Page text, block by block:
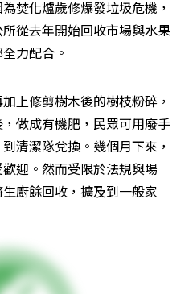
焚化爐歲修爆發垃圾危機，
從去年開始回收市場與水果
力配合。
上修剪樹木後的樹枝粉碎，
做成有機肥，民眾可用廢手
清潔隊兌換。幾個月下來，
迎。然而受限於法規與場
廚餘回收，擴及到一般家